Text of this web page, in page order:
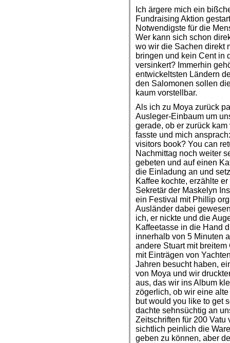
Ich ärgere mich ein
Fundraising Aktion
Notwendigste für die
Wer kann sich schon
wo wir die Sachen direkt
bringen und kein Cent in
versinkert? Immerhin
entwickeltsten Ländern
den Salomonen sollen
kaum vorstellbar.
Als ich zu Moya zurück
Ausleger-Einbaum um
gerade, ob er zurück
fasste und mich
visitors book? You can
Nachmittag noch weiter
gebeten und auf einen
die Einladung an und
Kaffee kochte, erzählte
Sekretär der Maskelyn
ein Festival mit Phillip
Ausländer dabei
ich, er nickte und die
Kaffeetasse in die Hand
innerhalb von 5 Minuten
andere Stuart mit
mit Einträgen von
Jahren besucht haben,
von Moya und wir
aus, das wir ins Album
zögerlich, ob wir eine alte
but would you like to get
dachte sehnsüchtig an
Zeitschriften für 200 Vatu
sichtlich peinlich die
geben zu können, aber